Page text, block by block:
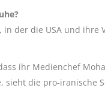
in der die USA und
ihr Medienchef
sieht die pro-iranische